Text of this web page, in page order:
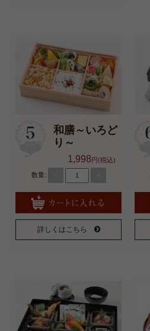
ドブル】
慶事のいろは
法事のいろは
お知らせ・ブログ
特定商取引法に基づく表記
サイトマップ
和膳～いろど
り～
1,998円(税込)
数量: +
詳しくはこちら